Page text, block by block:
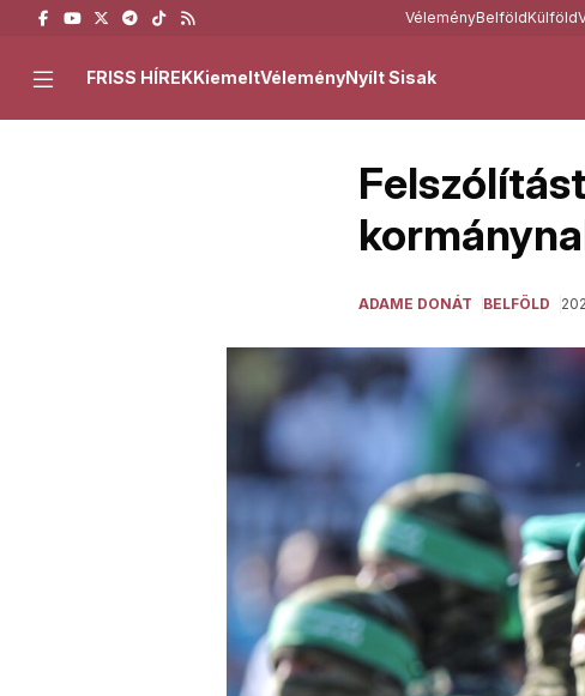
VéleményBelföldKülföld
FRISS HÍREKKiemeltVéleményNyílt Sisak
ADAME DONÁT BELFÖLD